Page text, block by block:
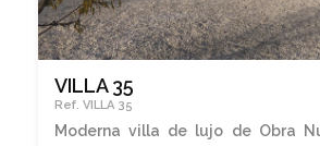
VILLA 35
Ref. VILLA 35
Moderna villa de lujo de Obra